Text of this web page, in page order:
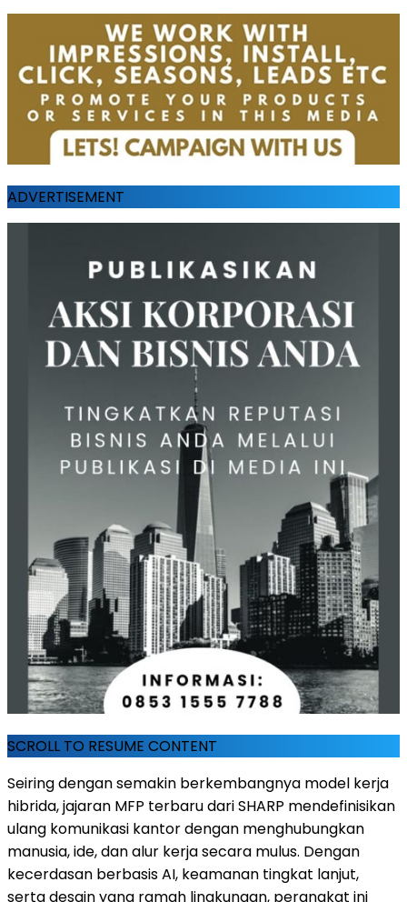
ADVERTISEMENT
SCROLL TO RESUME CONTENT
Seiring dengan semakin berkembangnya model kerja
hibrida, jajaran MFP terbaru dari SHARP mendefinisikan
ulang komunikasi kantor dengan menghubungkan
manusia, ide, dan alur kerja secara mulus. Dengan
kecerdasan berbasis AI, keamanan tingkat lanjut,
serta desain yang ramah lingkungan, perangkat ini